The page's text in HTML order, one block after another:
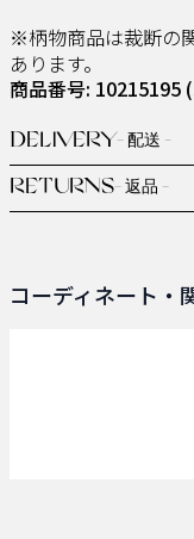
※柄物商品は裁断の
あります。
商品番号: 10215195
DELIVERY- 配送 -
RETURNS- 返品 -
コーディネート・